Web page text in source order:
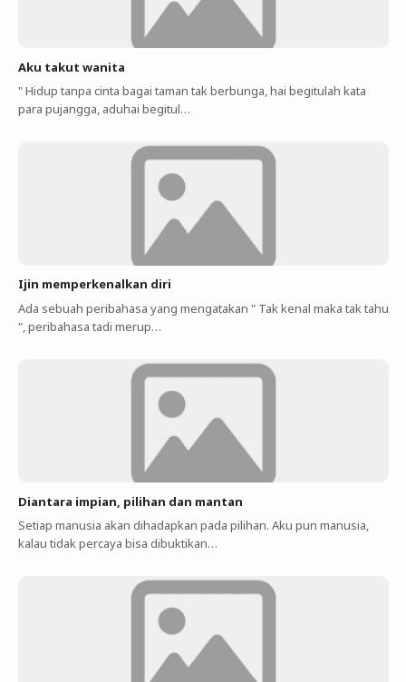
Aku takut wanita
" Hidup tanpa cinta bagai taman tak berbunga, hai begitulah kata
para pujangga, aduhai begitul…
Ijin memperkenalkan diri
Ada sebuah peribahasa yang mengatakan " Tak kenal maka tak tahu
", peribahasa tadi merup…
Diantara impian, pilihan dan mantan
Setiap manusia akan dihadapkan pada pilihan. Aku pun manusia,
kalau tidak percaya bisa dibuktikan…